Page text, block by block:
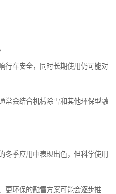
行车安全，同时长期使用仍可能对
常会结合机械除雪和其他环保型融
冬季应用中表现出色，但科学使用
更环保的融雪方案可能会逐步推